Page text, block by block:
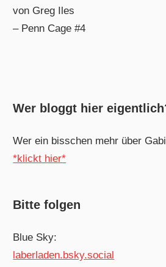
von Greg Iles
– Penn Cage #4
Wer bloggt hier
Wer ein bisschen mehr über
*klickt hier*
Bitte folgen
Blue Sky:
laberladen.bsky.social